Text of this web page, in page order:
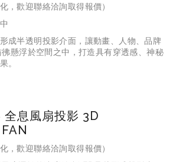
，歡迎聯絡洽詢取得報價）
成半透明投影介面，讓動畫、人物、品牌
懸浮於空間之中，打造具有穿透感、神秘
。
全息風扇投影 3D
，歡迎聯絡洽詢取得報價）